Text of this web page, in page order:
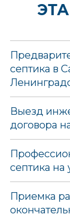
септика в
Выезд
договора
септика на
Приемка